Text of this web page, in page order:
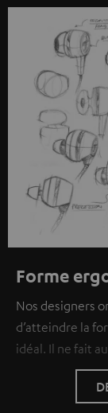
l’on vous
individuelles
tierce.Vous en
politique de
Forme
Nos designers
d’atteindre la
idéal. Il ne fait